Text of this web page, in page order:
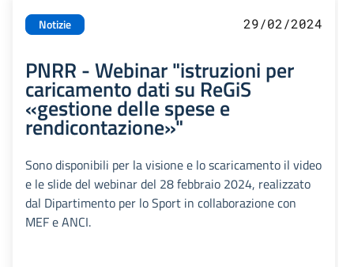
Notizie 29/02/2024
PNRR - Webinar "istruzioni per
caricamento dati su ReGiS
«gestione delle spese e
rendicontazione»"
Sono disponibili per la visione e lo scaricamento il video
e le slide del webinar del 28 febbraio 2024, realizzato
dal Dipartimento per lo Sport in collaborazione con
MEF e ANCI.